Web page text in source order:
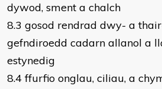
dywod, sment a chalch
8.3 gosod rendrad dwy- a
gefndiroedd cadarn allanol a
estynedig
8.4 ffurfio onglau, ciliau, a